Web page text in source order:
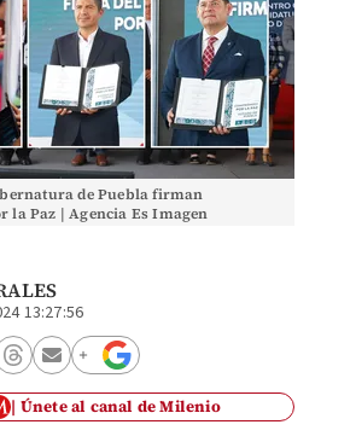
de Puebla firman
la Paz | Agencia Es Imagen
13:27:56
Únete al canal de Milenio